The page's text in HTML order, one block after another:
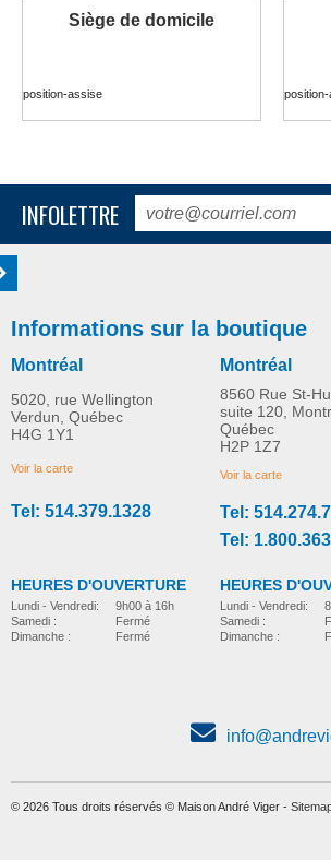
Siège de domicile
position-assise
PLUS D'INFORMATION
position-assise position-
INFOLETTRE
Informations sur la boutique
Montréal
5020, rue Wellington
Verdun, Québec
H4G 1Y1
Voir la carte
Tel: 514.379.1328
HEURES D'OUVERTURE
Lundi - Vendredi:
Samedi :
Dimanche :
9h00 à 16h
Fermé
Fermé
Montréal
8560 Rue St-
suite 120,
Québec
H2P 1Z7
Voir la carte
Tel:
Tel:
HEURES
Lundi - Vendredi:
Samedi :
Dimanche :
© 2026 Tous droits réservés © Maison André Viger -